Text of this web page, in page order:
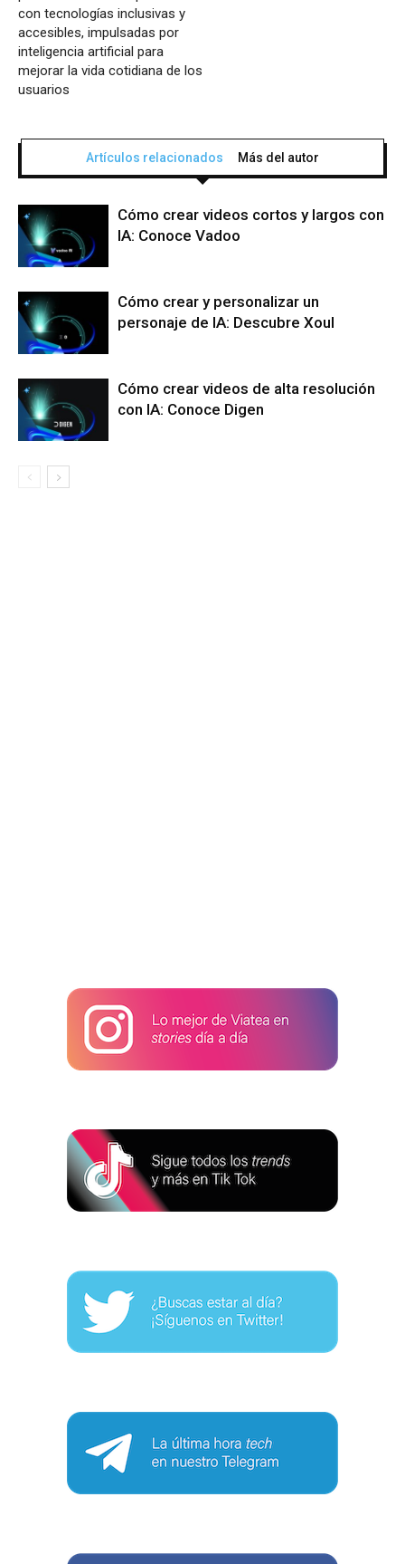
con tecnologías inclusivas y
accesibles, impulsadas por
inteligencia artificial para
mejorar la vida cotidiana de los
usuarios
Artículos relacionados Más del autor
Cómo crear videos cortos y largos con
IA: Conoce Vadoo
Cómo crear y personalizar un
personaje de IA: Descubre Xoul
Cómo crear videos de alta resolución
con IA: Conoce Digen